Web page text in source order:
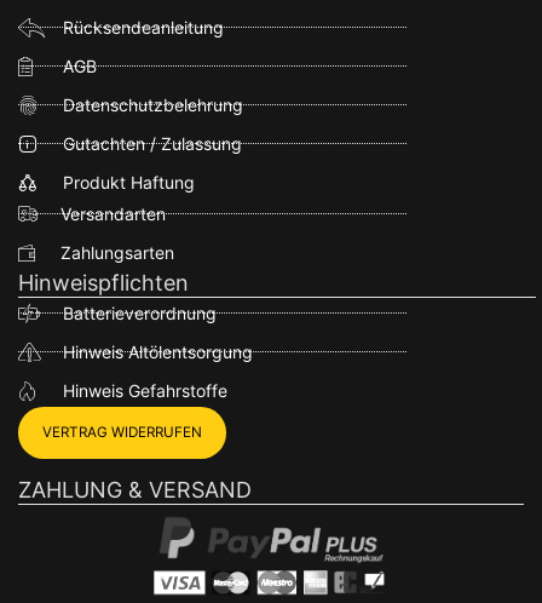
Rücksendeanleitung
AGB
Datenschutzbelehrung
Gutachten / Zulassung
Produkt Haftung
Versandarten
Zahlungsarten
Hinweispflichten
Batterieverordnung
Hinweis Altölentsorgung
Hinweis Gefahrstoffe
VERTRAG WIDERRUFEN
ZAHLUNG & VERSAND